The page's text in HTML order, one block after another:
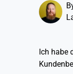
Ich habe